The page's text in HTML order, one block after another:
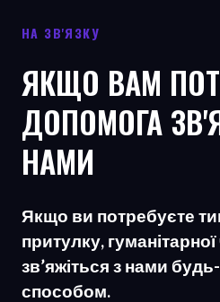
НА ЗВ'ЯЗКУ
ЯКЩО ВАМ
ДОПОМОГА
НАМИ
Якщо ви потребуєте
притулку,
зв’яжіться з нами
способом.